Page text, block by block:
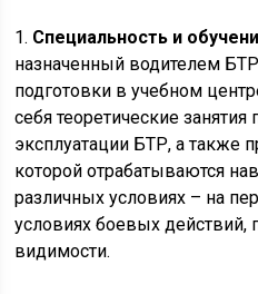
1. Специальность и
назначенный водителем
подготовки в учебном
себя теоретические занятия
эксплуатации БТР, а также
которой отрабатываются
различных условиях – на
условиях боевых действий,
видимости.